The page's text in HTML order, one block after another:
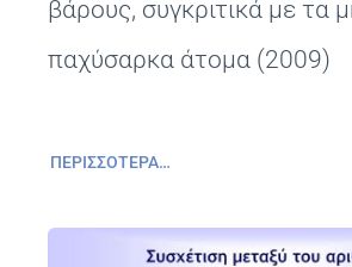
βάρους, συγκριτικά με τα
παχύσαρκα άτομα (2009)
ΠΕΡΙΣΣΌΤΕΡΑ…